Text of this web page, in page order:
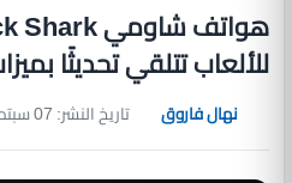
للألعاب تتلقي تحديثًا
نهال فاروق تاريخ النشر: 07 سبتمبر 2023